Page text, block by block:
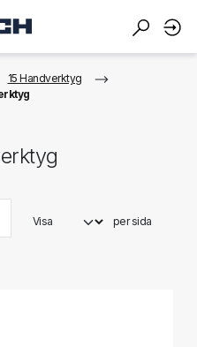
15 Handverktyg
Visa per sida